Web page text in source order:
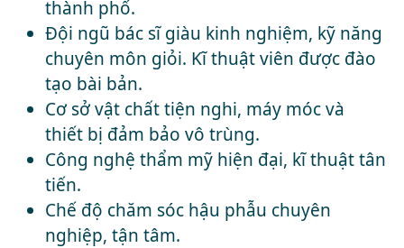
thành phố.
Đội ngũ bác sĩ giàu kinh nghiệm, kỹ năng
chuyên môn giỏi. Kĩ thuật viên được đào
tạo bài bản.
Cơ sở vật chất tiện nghi, máy móc và
thiết bị đảm bảo vô trùng.
Công nghệ thẩm mỹ hiện đại, kĩ thuật tân
tiến.
Chế độ chăm sóc hậu phẫu chuyên
nghiệp, tận tâm.